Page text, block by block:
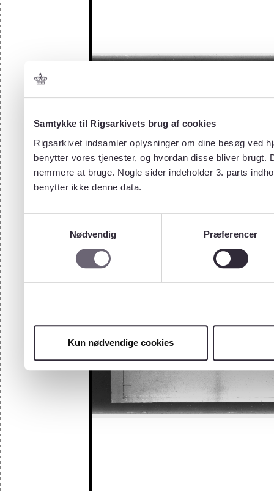
Samtykke til Rigsarkivets brug af cookies
Rigsarkivet indsamler oplysninger om dine besøg ved
benytter vores tjenester, og hvordan disse bliver
nemmere at bruge. Nogle sider indeholder 3. parts
benytter ikke denne data.
Nødvendig
Præferencer
Kun nødvendige cookies